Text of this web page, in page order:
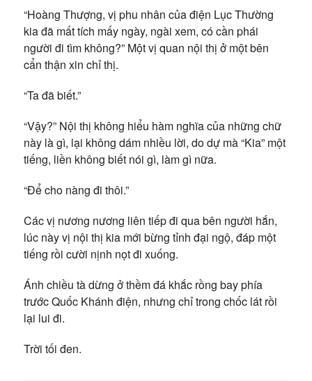
“Hoàng Thượng, vị phu nhân của điện Lục Thường
kia đã mất tích mấy ngày, ngài xem, có cần phái
người đi tìm không?” Một vị quan nội thị ở một bên
cẩn thận xin chỉ thị.
“Ta đã biết.”
“Vậy?” Nội thị không hiểu hàm nghĩa của những chữ
này là gì, lại không dám nhiều lời, do dự mà “Kia” một
tiếng, liền không biết nói gì, làm gì nữa.
“Để cho nàng đi thôi.”
Các vị nương nương liên tiếp đi qua bên người hắn,
lúc này vị nội thị kia mới bừng tỉnh đại ngộ, đáp một
tiếng rồi cười nịnh nọt đi xuống.
Ánh chiều tà dừng ở thềm đá khắc rồng bay phía
trước Quốc Khánh điện, nhưng chỉ trong chốc lát rồi
lại lui đi.
Trời tối đen.